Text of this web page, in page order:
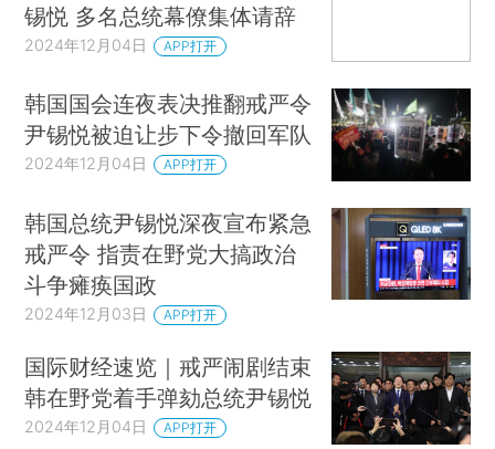
锡悦 多名总统幕僚集体请辞
2024年12月04日 APP打开
韩国国会连夜表决推翻戒严令
尹锡悦被迫让步下令撤回军队
2024年12月04日 APP打开
韩国总统尹锡悦深夜宣布紧急
戒严令 指责在野党大搞政治
斗争瘫痪国政
2024年12月03日 APP打开
国际财经速览｜戒严闹剧结束
韩在野党着手弹劾总统尹锡悦
2024年12月04日 APP打开